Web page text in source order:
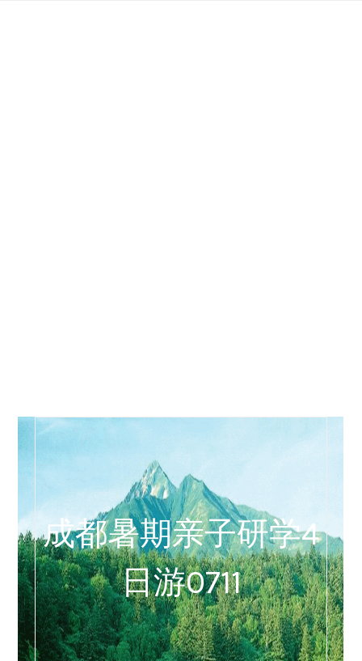
成都暑期亲子研学4
日游0711